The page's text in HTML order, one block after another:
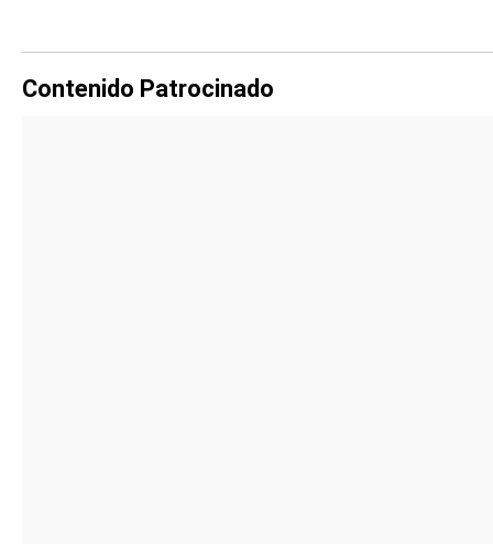
Contenido Patrocinado